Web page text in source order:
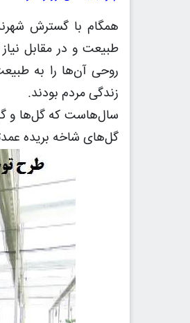
همگام با گسترش
طبیعت و در مقابل
روحی آن‌ها را به
زندگی مردم بودند.
سال‌هاست که گل‌ها و
گل‌های شاخه بریده